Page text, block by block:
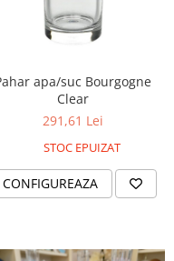
apa/suc Bourgogne
Clear
291,61 Lei
STOC EPUIZAT
CONFIGUREAZA